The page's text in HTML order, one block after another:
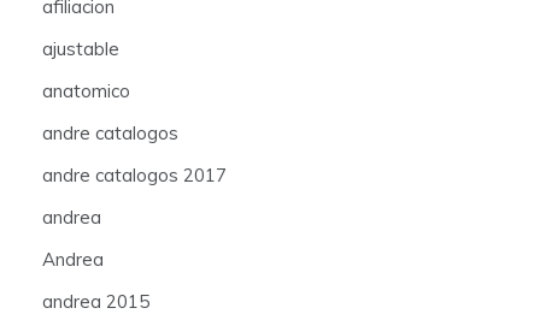
afiliacion
ajustable
anatomico
andre catalogos
andre catalogos 2017
andrea
Andrea
andrea 2015